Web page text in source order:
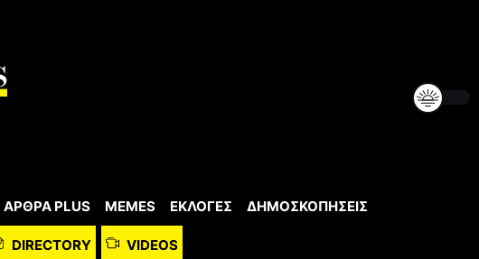
ΆΡΘΡΑ PLUS MEMES ΕΚΛΟΓΕΣ ΔΗΜΟΣΚΟΠΗΣΕΙΣ
DIRECTORY VIDEOS